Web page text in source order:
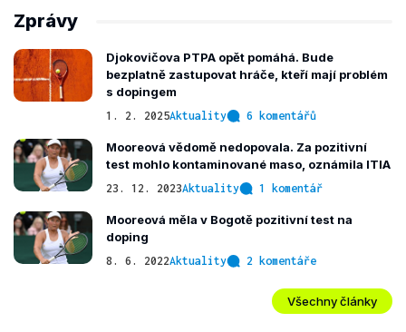
Zprávy
Djokovičova PTPA opět pomáhá. Bude
bezplatně zastupovat hráče, kteří mají problém
s dopingem
1. 2. 2025Aktuality 6 komentářů
Mooreová vědomě nedopovala. Za pozitivní
test mohlo kontaminované maso, oznámila ITIA
23. 12. 2023Aktuality 1 komentář
Mooreová měla v Bogotě pozitivní test na
doping
8. 6. 2022Aktuality 2 komentáře
Všechny články